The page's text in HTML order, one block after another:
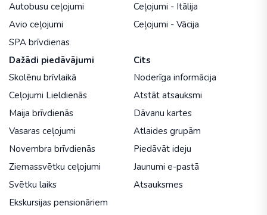
Autobusu ceļojumi
Avio ceļojumi
SPA brīvdienas
Ceļojumi - Itālija
Ceļojumi - Vācija
Dažādi piedāvājumi
Skolēnu brīvlaikā
Ceļojumi Lieldienās
Maija brīvdienās
Vasaras ceļojumi
Novembra brīvdienās
Ziemassvētku ceļojumi
Svētku laiks
Ekskursijas pensionāriem
Cits
Noderīga informācija
Atstāt atsauksmi
Dāvanu kartes
Atlaides grupām
Piedāvāt ideju
Jaunumi e-pastā
Atsauksmes